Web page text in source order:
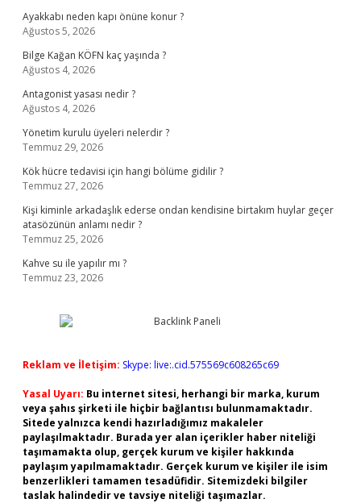
Ayakkabı neden kapı önüne konur ?
Ağustos 5, 2026
Bilge Kağan KÖFN kaç yaşında ?
Ağustos 4, 2026
Antagonist yasası nedir ?
Ağustos 4, 2026
Yönetim kurulu üyeleri nelerdir ?
Temmuz 29, 2026
Kök hücre tedavisi için hangi bölüme gidilir ?
Temmuz 27, 2026
Kişi kiminle arkadaşlık ederse ondan kendisine birtakım huylar geçer
atasözünün anlamı nedir ?
Temmuz 25, 2026
Kahve su ile yapılır mı ?
Temmuz 23, 2026
Reklam ve İletişim: Skype: live:.cid.575569c608265c69
Yasal Uyarı: Bu internet sitesi, herhangi bir marka, kurum
veya şahıs şirketi ile hiçbir bağlantısı bulunmamaktadır.
Sitede yalnızca kendi hazırladığımız makaleler
paylaşılmaktadır. Burada yer alan içerikler haber niteliği
taşımamakta olup, gerçek kurum ve kişiler hakkında
paylaşım yapılmamaktadır. Gerçek kurum ve kişiler ile isim
benzerlikleri tamamen tesadüfidir. Sitemizdeki bilgiler
taslak halindedir ve tavsiye niteliği taşımazlar.